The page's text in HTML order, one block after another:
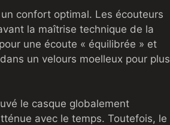
confort optimal. Les écouteurs
la maîtrise technique de la
une écoute « équilibrée » et
un velours moelleux pour plus
le casque globalement
avec le temps. Toutefois, le